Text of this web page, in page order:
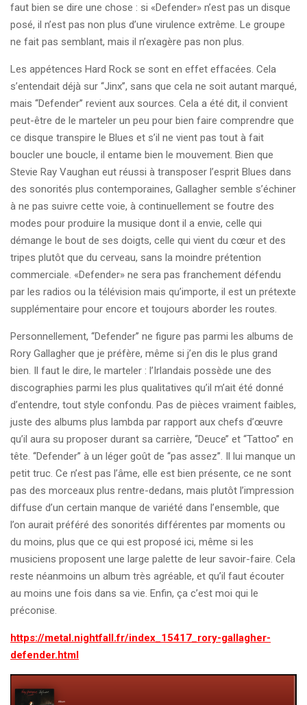
faut bien se dire une chose : si «Defender» n’est pas un disque
posé, il n’est pas non plus d’une virulence extrême. Le groupe
ne fait pas semblant, mais il n’exagère pas non plus.
Les appétences Hard Rock se sont en effet effacées. Cela
s’entendait déjà sur ‘‘Jinx’’, sans que cela ne soit autant marqué,
mais ‘‘Defender’’ revient aux sources. Cela a été dit, il convient
peut-être de le marteler un peu pour bien faire comprendre que
ce disque transpire le Blues et s’il ne vient pas tout à fait
boucler une boucle, il entame bien le mouvement. Bien que
Stevie Ray Vaughan eut réussi à transposer l’esprit Blues dans
des sonorités plus contemporaines, Gallagher semble s’échiner
à ne pas suivre cette voie, à continuellement se foutre des
modes pour produire la musique dont il a envie, celle qui
démange le bout de ses doigts, celle qui vient du cœur et des
tripes plutôt que du cerveau, sans la moindre prétention
commerciale. «Defender» ne sera pas franchement défendu
par les radios ou la télévision mais qu’importe, il est un prétexte
supplémentaire pour encore et toujours aborder les routes.
Personnellement, ‘‘Defender’’ ne figure pas parmi les albums de
Rory Gallagher que je préfère, même si j’en dis le plus grand
bien. Il faut le dire, le marteler : l’Irlandais possède une des
discographies parmi les plus qualitatives qu’il m’ait été donné
d’entendre, tout style confondu. Pas de pièces vraiment faibles,
juste des albums plus lambda par rapport aux chefs d’œuvre
qu’il aura su proposer durant sa carrière, ‘‘Deuce’’ et ‘‘Tattoo’’ en
tête. ‘‘Defender’’ à un léger goût de ‘‘pas assez’’. Il lui manque un
petit truc. Ce n’est pas l’âme, elle est bien présente, ce ne sont
pas des morceaux plus rentre-dedans, mais plutôt l’impression
diffuse d’un certain manque de variété dans l’ensemble, que
l’on aurait préféré des sonorités différentes par moments ou
du moins, plus que ce qui est proposé ici, même si les
musiciens proposent une large palette de leur savoir-faire. Cela
reste néanmoins un album très agréable, et qu’il faut écouter
au moins une fois dans sa vie. Enfin, ça c’est moi qui le
préconise.
https://metal.nightfall.fr/index_15417_rory-gallagher-
defender.html